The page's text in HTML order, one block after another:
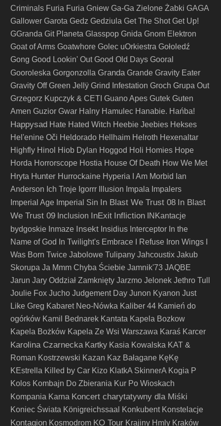
Criminals Furia Furia Gniew Ga-Ga Zielone Żabki GAGA
Gallower Garota Gedz Gedziula Get The Shot Get Up!
GGranda Git Planeta Glasspop Gnida Gnom Elektron
Goat of Arms Goatwhore Golec uOrkiestra Gołoledź
Gong Good Lookin' Out Good Old Days Gooral
Gooroleska Gorgonzolla Granda Grande Gravity Eater
Gravity Off Green Jellÿ Grind Infestation Groch Grupa Out
Grzegorz Kupczyk & CETI Guano Apes Gutek Guten
Amen Guzior Gwar Halny Hamulec Hanabie. Hańba!
Happysad Hate Hated Witch Heebie Jeebies Hekses
Hel'enine Oči Heldorado Hellhaim Helroth Hexenaltar
Highfly Hinol Hiob Dylan Hoggod Holi Homies Hope
Horda Horrorscope Hostia House Of Death How We Met
Hryta Hunter Hurrockaine Hyperia I Am Morbid Ian
Anderson Ich Troje Igorrr Illusion Impala Impalers
Imperial Age Imperial Sin In Blast We Trust 08 In Blast
We Trust 09 Inclusion InExit Infliction INKantacje
bydgoskie Inmaze Insekt Insidius Interceptor In the
Name of God
In Twilight's Embrace I Refuse Iron Wings
Was Born Twice Jabolowe Tulipany Jahcoustix Jakub
Skorupa Ja Mmm Chyba Ściebie Jamnik'73 JAQBE
Jarun Jary Oddział Zamknięty Jarzmo Jelonek Jethro Tull
Joulie Fox Jucho Judgement Day Junon Kyanon Just
Like Greg Kabaret Neo-Nówka Kaliber 44 Kamień do
ogórków Kamil Bednarek Kantata Kapela Bozkow
Kapela Bożków Kapela Ze Wsi Warszawa Karaś Karcer
Karolina Czarnecka Kartky Kasia Kowalska KAT &
Roman Kostrzewski Kazan Kaz Bałagane KęKę
KEstrella Killed by Car Kizo KlatkA SkinnerA Kogia P
Kolos Kombajn Do Zbierania Kur Po Wioskach
Kompania Karna Koncert charytatywny dla Miśki
Koniec Świata Königreichssaal Konkubent Konstelacje
Kontagion Kosmodrom KO Tour Krajiny Hmly Kraków